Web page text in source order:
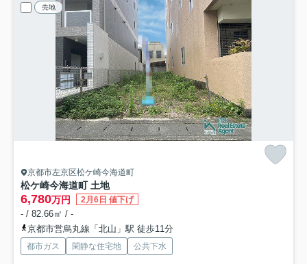
売地
京都市左京区松ケ崎今海道町
松ケ崎今海道町 土地
6,780万円 2月6日 値下げ
- / 82.66㎡ / -
京都市営烏丸線「北山」駅 徒歩11分
都市ガス 閑静な住宅地 公共下水